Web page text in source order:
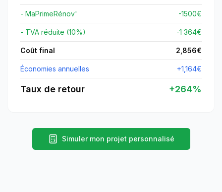
- MaPrimeRénov' -1500€
- TVA réduite (10%) -1 364€
Coût final 2,856€
Économies annuelles +1,164€
Taux de retour +264%
Simuler mon projet personnalisé